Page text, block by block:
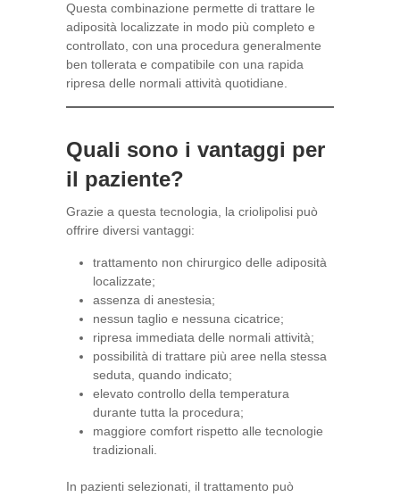
Questa combinazione permette di trattare le
adiposità localizzate in modo più completo e
controllato, con una procedura generalmente
ben tollerata e compatibile con una rapida
ripresa delle normali attività quotidiane.
Quali sono i vantaggi per
il paziente?
Grazie a questa tecnologia, la criolipolisi può
offrire diversi vantaggi:
trattamento non chirurgico delle adiposità
localizzate;
assenza di anestesia;
nessun taglio e nessuna cicatrice;
ripresa immediata delle normali attività;
possibilità di trattare più aree nella stessa
seduta, quando indicato;
elevato controllo della temperatura
durante tutta la procedura;
maggiore comfort rispetto alle tecnologie
tradizionali.
In pazienti selezionati, il trattamento può